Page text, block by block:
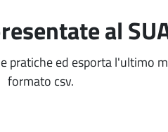
al
pratiche ed esporta l'ultimo
formato csv.
CAPTCHA